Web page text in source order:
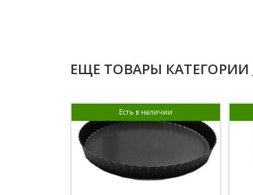
ЕЩЕ ТОВАРЫ КАТЕГОРИИ
Есть в наличии